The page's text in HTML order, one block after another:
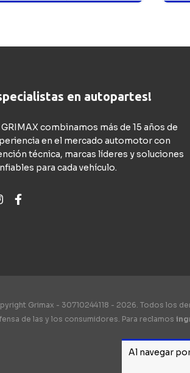
Al navegar
en autopartes!
GRIMAX combinamos más de 15 años de
en el mercado automotor con
técnica, marcas líderes y soluciones
para cada vehículo.
Grimax - 30710244118 - 2026. Todos los
de las y los consumidores. Para reclamos